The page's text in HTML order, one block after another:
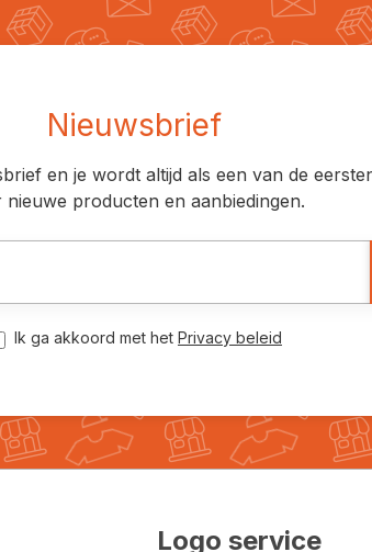
Nieuwsbrief
en je wordt altijd als een van de
nieuwe producten en aanbiedingen.
Ik ga akkoord met het Privacy beleid
Logo service